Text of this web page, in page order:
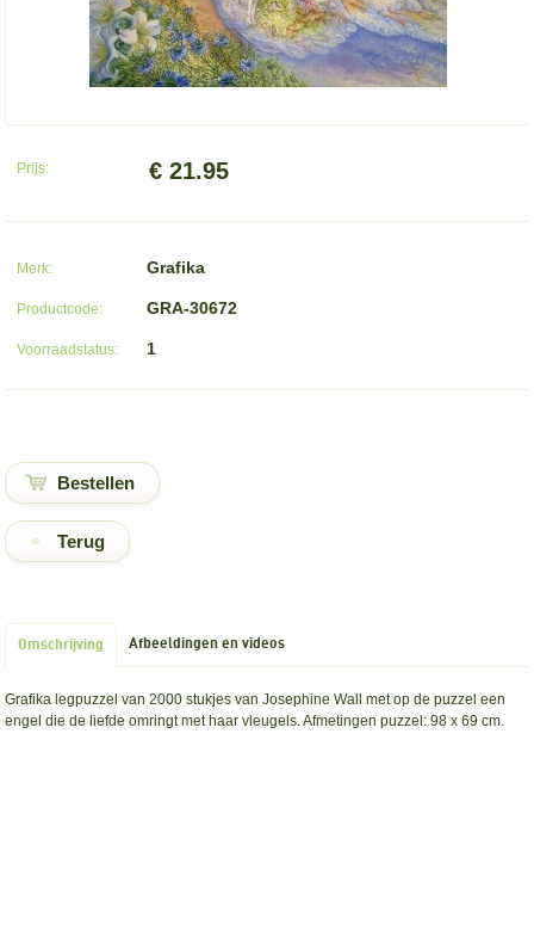
Prijs: € 21.95
Merk: Grafika
Productcode: GRA-30672
Voorraadstatus: 1
Terug
Omschrijving Afbeeldingen en videos
Grafika legpuzzel van 2000 stukjes van Josephine Wall met op de puzzel een
engel die de liefde omringt met haar vleugels. Afmetingen puzzel: 98 x 69 cm.